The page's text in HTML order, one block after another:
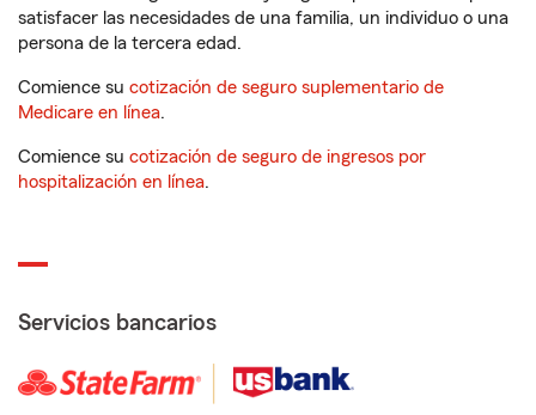
satisfacer las necesidades de una familia, un individuo o una
persona de la tercera edad.
Comience su cotización de seguro suplementario de
Medicare en línea.
Comience su cotización de seguro de ingresos por
hospitalización en línea.
Servicios bancarios